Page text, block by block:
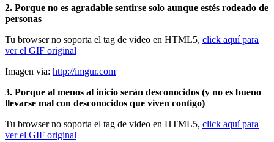
2. Porque no es agradable sentirse solo aunque estés rodeado de
personas
Tu browser no soporta el tag de video en HTML5, click aquí para
ver el GIF original
Imagen via: http://imgur.com
3. Porque al menos al inicio serán desconocidos (y no es bueno
llevarse mal con desconocidos que viven contigo)
Tu browser no soporta el tag de video en HTML5, click aquí para
ver el GIF original